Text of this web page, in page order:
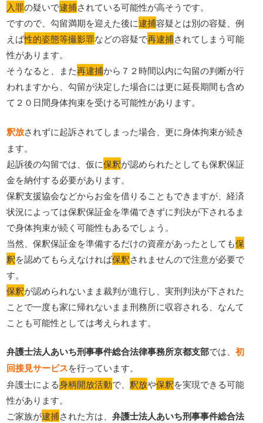
入罪の疑いで逮捕されている可能性が高そうです。
ですので、勾留満期を迎えた後に逮捕容疑とは別の容疑、例
えば性的姿態等撮影罪などの容疑で再逮捕されてしまう可能
性があります。
そうなると、また再逮捕から７２時間以内に勾留の判断が行
われますから、勾留が決定した場合には更に延長期間も含め
て２０日間身体拘束を受ける可能性があります。
釈放されずに起訴されてしまった場合、更に身体拘束が続き
ます。
起訴後の勾留では、仮に保釈が認められたとしても保釈保証
金を納付する必要があります。
保釈支援協会などからお金を借りることもできますが、経済
状況によっては保釈保証金を準備できずに判決が下されるま
で身体拘束が続く可能性もあるでしょう。
当然、保釈保証金を準備するだけの資産があったとしても保
釈を認めてもらえなければ保釈されませんので注意が必要で
す。
保釈が認められないまま裁判が進行し、実刑判決が下された
ことで一度も家に帰れないまま刑務所に収容される、なんて
ことも可能性としては考えられます。
弁護士法人あいち刑事事件総合法律事務所京都支部では、初
回接見サービスを行っています。
弁護士による身柄開放活動で、釈放や保釈を実現できる可能
性があります。
ご家族が逮捕された方は、弁護士法人あいち刑事事件総合法